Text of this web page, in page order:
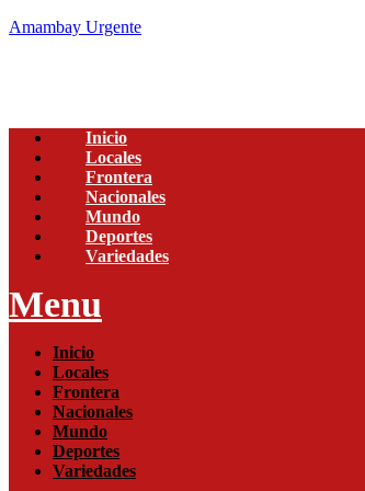
Amambay Urgente
Inicio
Locales
Frontera
Nacionales
Mundo
Deportes
Variedades
Menu
Inicio
Locales
Frontera
Nacionales
Mundo
Deportes
Variedades